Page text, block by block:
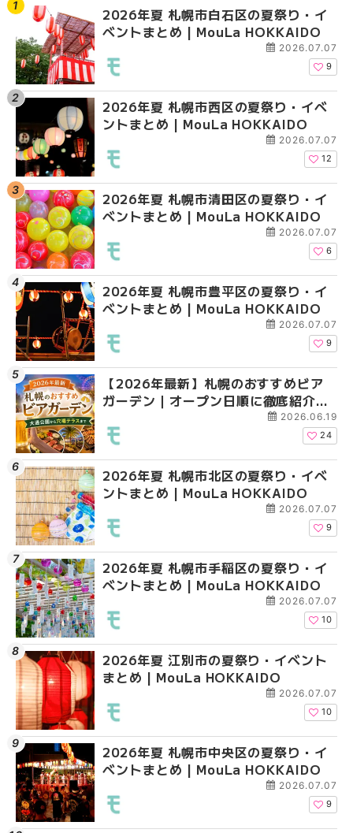
2026年夏 札幌市白石区の夏祭り・イ
ベントまとめ | MouLa HOKKAIDO
2026.07.07
9
2026年夏 札幌市西区の夏祭り・イベ
ントまとめ | MouLa HOKKAIDO
2026.07.07
12
2026年夏 札幌市清田区の夏祭り・イ
ベントまとめ | MouLa HOKKAIDO
2026.07.07
6
2026年夏 札幌市豊平区の夏祭り・イ
ベントまとめ | MouLa HOKKAIDO
2026.07.07
9
【2026年最新】札幌のおすすめビア
ガーデン｜オープン日順に徹底紹介！
大通公園から穴場テラスまで | MouLa
HOKKAIDO
2026.06.19
24
2026年夏 札幌市北区の夏祭り・イベ
ントまとめ | MouLa HOKKAIDO
2026.07.07
9
2026年夏 札幌市手稲区の夏祭り・イ
ベントまとめ | MouLa HOKKAIDO
2026.07.07
10
2026年夏 江別市の夏祭り・イベント
まとめ | MouLa HOKKAIDO
2026.07.07
10
2026年夏 札幌市中央区の夏祭り・イ
ベントまとめ | MouLa HOKKAIDO
2026.07.07
9
2026年夏 札幌市西区
ントまとめ | MouLa
【2026年最新】札幌
ガーデン｜オープン日
大通公園から穴場テ
2026年夏 札幌市白石
ベントまとめ |
2026年夏 札幌市手稲
ベントまとめ |
2026年夏 札幌市北区
ントまとめ | MouLa
2026年夏 札幌市清田
ベントまとめ |
2026年夏 札幌市豊平
ベントまとめ |
2026年夏 札幌市南区
ントまとめ | MouLa
2026年夏 札幌市中央
ベントまとめ |
【2026年最新】札幌
ガーデン｜オープン日
大通公園から穴場テ
2026年夏 札幌市北区
ントまとめ | MouLa
2026年夏 札幌市白石
ベントまとめ |
2026年夏 札幌市西区
ントまとめ | MouLa
2026年夏 札幌市手稲
ベントまとめ |
2026年夏 札幌市清田
ベントまとめ |
札幌の麻辣湯（マーラ
め専門店6選！本場の
新店まで徹底比較 |
2026年夏 札幌市豊平
ベントまとめ |
【新千歳空港】新カー
業。「SUPER
ーパーラウンジアネッ
介！！ | MouLa